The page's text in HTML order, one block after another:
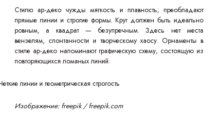
Стилю ар-деко чужды мягкость и плавность; преобладают
прямые линии и строгие формы. Круг должен быть идеально
ровным, а квадрат — безупречным. Здесь нет места
вензелям, спонтанности и творческому хаосу. Орнаменты в
стиле ар-деко напоминают графическую схему, состоящую из
повторяющихся ломаных линий.
Изображение: freepik / freepik.com